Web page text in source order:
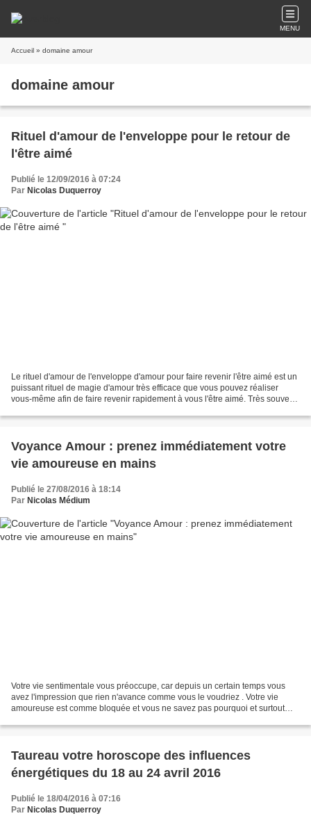
MENU
Accueil » domaine amour
domaine amour
Rituel d'amour de l'enveloppe pour le retour de
l'être aimé
Publié le 12/09/2016 à 07:24
Par Nicolas Duquerroy
Le rituel d'amour de l'enveloppe d'amour pour faire revenir l'être aimé est un
puissant rituel de magie d'amour très efficace que vous pouvez réaliser
vous-même afin de faire revenir rapidement à vous l'être aimé. Très souvent
Voyance Amour : prenez immédiatement votre
vie amoureuse en mains
Publié le 27/08/2016 à 18:14
Par Nicolas Médium
Votre vie sentimentale vous préoccupe, car depuis un certain temps vous
avez l'impression que rien n'avance comme vous le voudriez . Votre vie
amoureuse est comme bloquée et vous ne savez pas pourquoi et surtout
Taureau votre horoscope des influences
énergétiques du 18 au 24 avril 2016
Publié le 18/04/2016 à 07:16
Par Nicolas Duquerroy